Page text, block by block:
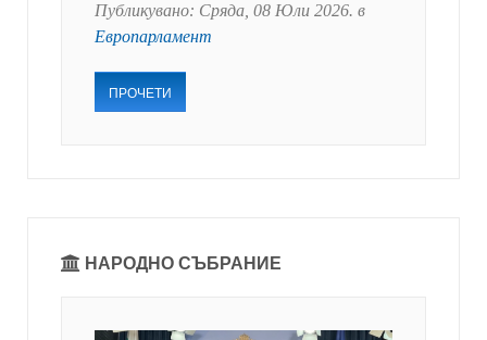
Публикувано: Сряда, 08 Юли 2026. в
Европарламент
ПРОЧЕТИ
НАРОДНО СЪБРАНИЕ